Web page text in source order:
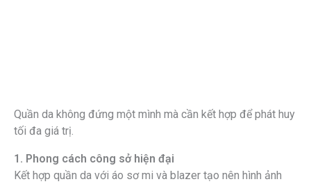
Quần da không đứng một mình mà cần kết hợp để phát huy
tối đa giá trị.
1. Phong cách công sở hiện đại
Kết hợp quần da với áo sơ mi và blazer tạo nên hình ảnh